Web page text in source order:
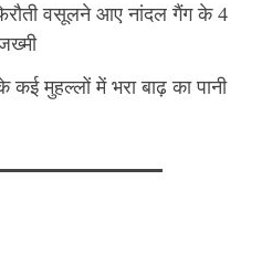
वसूलने आए नांदल गैंग के 4
मुहल्लों में भरा बाढ़ का पानी